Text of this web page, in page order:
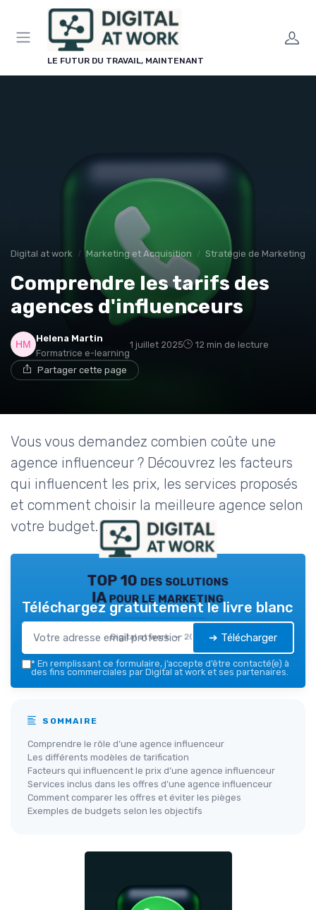
LE FUTUR DU TRAVAIL, MAINTENANT
Digital at work Marketing et Acquisition Stratégie de Marketing
Comprendre les tarifs des
agences d'influenceurs
Helena Martin
Formatrice e-learning
1 juillet 2025 12 min de lecture
Partager cette page
Vous vous demandez combien coûte une
agence influenceur ? Découvrez les facteurs
qui influencent les prix, les services proposés
et comment choisir la meilleure agence selon
votre budget.
TOP 10 des solutions
IA pour le marketing
Digital at work — 2026
Téléchargez gratuitement le livre blanc
➔ Télécharger
* En remplissant ce formulaire, j’accepte d’être contacté(e) à
des fins commerciales par Digital at work et ses partenaires.
SOMMAIRE
Comprendre le rôle d’une agence influenceur
Les différents modèles de tarification
Facteurs qui influencent le prix d’une agence influenceur
Services inclus dans les offres d’une agence influenceur
Comment comparer les offres et éviter les pièges
Exemples de budgets selon les objectifs
Panneau de gestion des cookies